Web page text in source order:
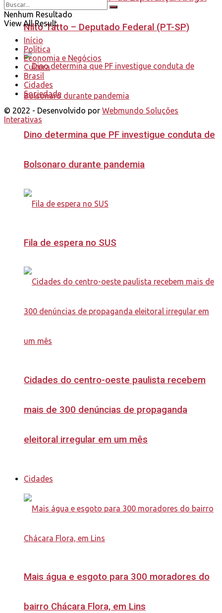
Nilto Tatto – Deputado Federal (PT-SP)
Dino determina que PF investigue conduta de
Bolsonaro durante pandemia
Fila de espera no SUS
Cidades do centro-oeste paulista recebem
mais de 300 denúncias de propaganda
eleitoral irregular em um mês
Cidades
Mais água e esgoto para 300 moradores do
bairro Chácara Flora, em Lins
Nenhum Resultado
View All Result
Início
Política
Economia e Negócios
Cultura
Brasil
Cidades
Sociedade
© 2022 - Desenvolvido por Webmundo Soluções
Interativas